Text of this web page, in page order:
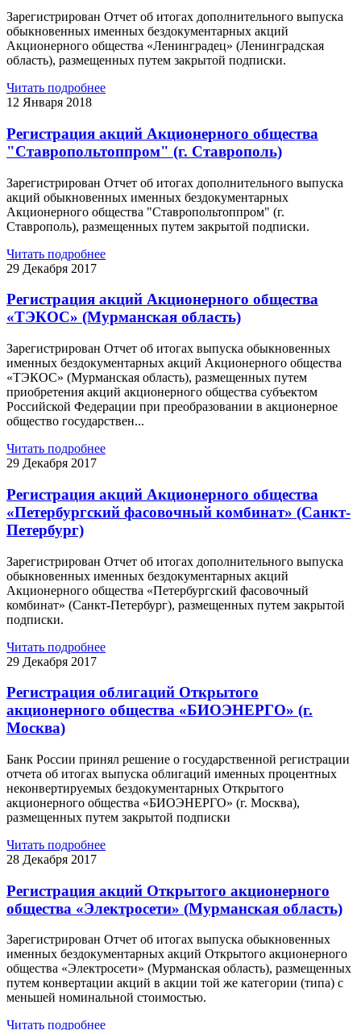
Зарегистрирован Отчет об итогах дополнительного выпуска
обыкновенных именных бездокументарных акций
Акционерного общества «Ленинградец» (Ленинградская
область), размещенных путем закрытой подписки.
Читать подробнее
12 Января 2018
Регистрация акций Акционерного общества
"Ставропольтоппром" (г. Ставрополь)
Зарегистрирован Отчет об итогах дополнительного выпуска
акций обыкновенных именных бездокументарных
Акционерного общества "Ставропольтоппром" (г.
Ставрополь), размещенных путем закрытой подписки.
Читать подробнее
29 Декабря 2017
Регистрация акций Акционерного общества
«ТЭКОС» (Мурманская область)
Зарегистрирован Отчет об итогах выпуска обыкновенных
именных бездокументарных акций Акционерного общества
«ТЭКОС» (Мурманская область), размещенных путем
приобретения акций акционерного общества субъектом
Российской Федерации при преобразовании в акционерное
общество государствен...
Читать подробнее
29 Декабря 2017
Регистрация акций Акционерного общества
«Петербургский фасовочный комбинат» (Санкт-
Петербург)
Зарегистрирован Отчет об итогах дополнительного выпуска
обыкновенных именных бездокументарных акций
Акционерного общества «Петербургский фасовочный
комбинат» (Санкт-Петербург), размещенных путем закрытой
подписки.
Читать подробнее
29 Декабря 2017
Регистрация облигаций Открытого
акционерного общества «БИОЭНЕРГО» (г.
Москва)
Банк России принял решение о государственной регистрации
отчета об итогах выпуска облигаций именных процентных
неконвертируемых бездокументарных Открытого
акционерного общества «БИОЭНЕРГО» (г. Москва),
размещенных путем закрытой подписки
Читать подробнее
28 Декабря 2017
Регистрация акций Открытого акционерного
общества «Электросети» (Мурманская область)
Зарегистрирован Отчет об итогах выпуска обыкновенных
именных бездокументарных акций Открытого акционерного
общества «Электросети» (Мурманская область), размещенных
путем конвертации акций в акции той же категории (типа) с
меньшей номинальной стоимостью.
Читать подробнее